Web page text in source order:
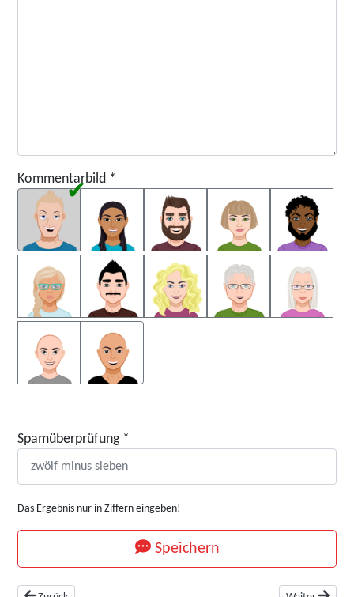
Kommentarbild *
Kommentarbild
Spamüberprüfung *
Das Ergebnis nur in Ziffern eingeben!
Speichern